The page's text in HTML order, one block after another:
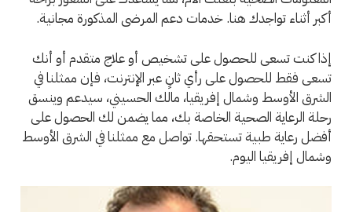
أكبر أثناء تواجدك هنا. خدمات دعم المرضى المذكورة مجانية.
إذا كنت تسعى للحصول على تشخيص أو علاج متقدم أو أنك
تسعى فقط للحصول على رأي ثانٍ عبر الإنترنت، فإن ممثلنا في
الشرق الأوسط وشمال إفريقيا، مالك الحسيني، سيدعم وينسق
رحلة الرعاية الصحية الخاصة بك، مما يضمن لك الحصول على
أفضل رعاية طبية تستحقها. تواصل مع ممثلنا في الشرق الأوسط
وشمال إفريقيا اليوم.